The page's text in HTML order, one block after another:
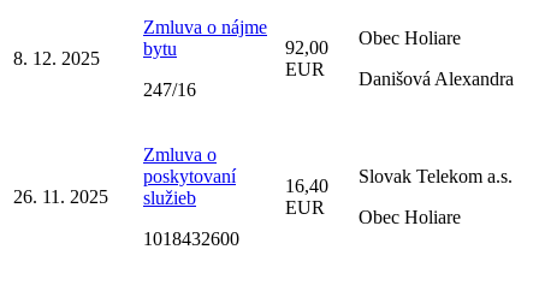
8. 12. 2025
Zmluva o nájme
bytu
247/16
92,00
EUR
Obec Holiare
Danišová Alexandra
26. 11. 2025
Zmluva o
poskytovaní
služieb
1018432600
16,40
EUR
Slovak Telekom a.s.
Obec Holiare